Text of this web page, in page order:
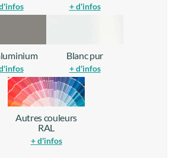
+ d'infos
Blanc pur
+ d'infos
Autres couleurs
RAL
+ d'infos